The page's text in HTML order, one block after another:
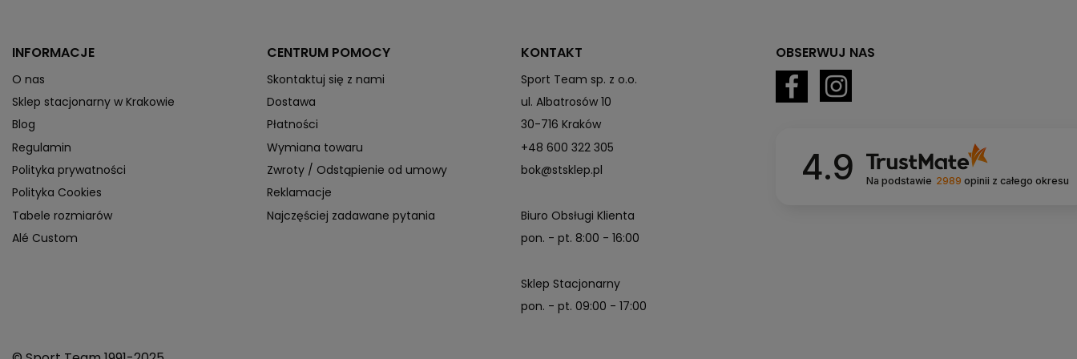
INFORMACJE
O nas
Sklep stacjonarny w Krakowie
Blog
Regulamin
Polityka prywatności
Polityka Cookies
Tabele rozmiarów
Alé Custom
CENTRUM POMOCY
Skontaktuj się z nami
Dostawa
Płatności
Wymiana towaru
Zwroty / Odstąpienie od umowy
Reklamacje
Najczęściej zadawane pytania
KONTAKT
Sport Team sp. z o.o.
ul. Albatrosów 10
30-716 Kraków
+48 600 322 305
bok@stsklep.pl
Biuro Obsługi Klienta
pon. - pt. 8:00 - 16:00
Sklep Stacjonarny
pon. - pt. 09:00 - 17:00
OBSERWUJ NAS
4.9 Na podstawie 2989 opinii z całego okresu